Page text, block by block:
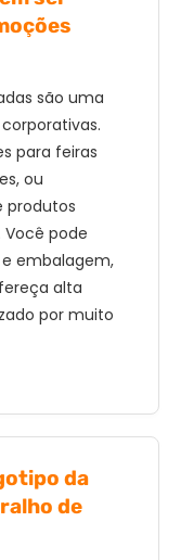
são uma
para feiras
ou
produtos
Você pode
embalagem,
alta
por muito
da
de